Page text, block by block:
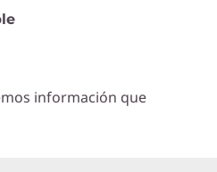
para su empresa.
necesidades
información que